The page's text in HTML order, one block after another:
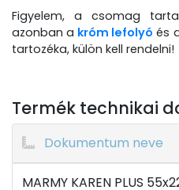
Figyelem, a csomag
azonban a króm lefolyó és
tartozéka, külön kell rendelni!
Termék technikai
Dokumentum neve
MARMY KAREN PLUS